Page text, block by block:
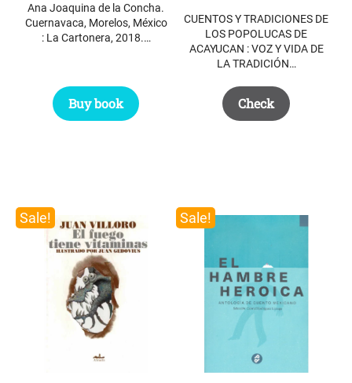
Ana Joaquina de la Concha.
Cuernavaca, Morelos, México
: La Cartonera, 2018.…
Buy book
$ 37.50.
$ 26.50.
CUENTOS Y TRADICIONES DE
LOS POPOLUCAS DE
ACAYUCAN : VOZ Y VIDA DE
LA TRADICIÓN…
Check
Sale! Sale!